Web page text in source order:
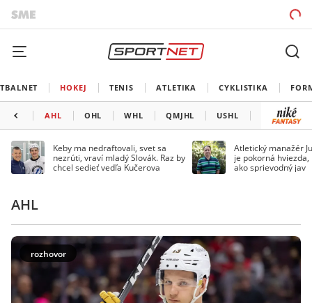
HOKEJ TENIS ATLETIKA CYKLISTIKA
AHL OHL WHL QMJHL USHL LIGA
Keby ma nedraftovali, svet sa
nezrúti, vraví mladý Slovák. Raz by
chcel sedieť vedľa Kučerova
Atletický manažér
je pokorná
ako sprievodný jav
AHL
rozhovor